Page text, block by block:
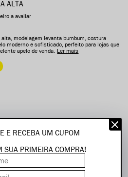
ALTA
a avaliar
modelagem levanta bumbum, costura
moderno e sofisticado, perfeito para lojas que
apelo de venda.
Ler mais
E RECEBA UM CUPOM
SUA PRIMEIRA COMPRA!